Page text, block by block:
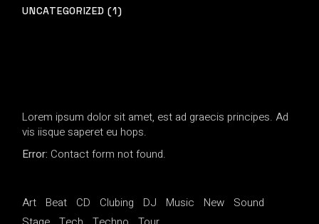
UNCATEGORIZED (1)
Lorem ipsum dolor sit amet, est ad graecis principes. Ad
vis iisque saperet eu hops.
Error: Contact form not found.
Art Beat CD Clubing DJ Music New
Sound